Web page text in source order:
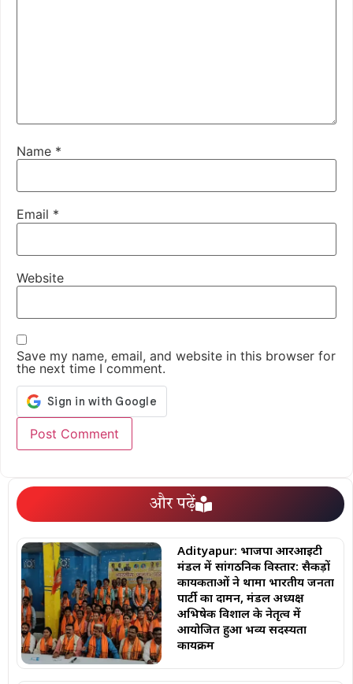
Name *
Email *
Website
Save my name, email, and website in this browser for
the next time I comment.
और पढ़ें
Adityapur: भाजपा आरआईटी
मंडल में सांगठनिक विस्तार: सैकड़ों
कार्यकर्ताओं ने थामा भारतीय जनता
पार्टी का दामन, मंडल अध्यक्ष
अभिषेक विशाल के नेतृत्व में
आयोजित हुआ भव्य सदस्यता
कार्यक्रम